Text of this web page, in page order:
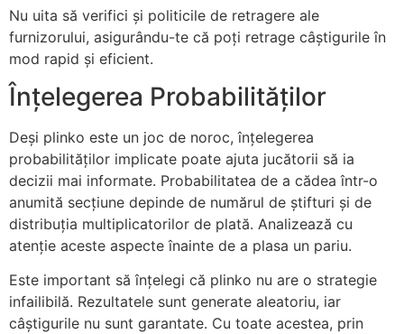
Nu uita să verifici și politicile de retragere ale
furnizorului, asigurându-te că poți retrage câștigurile în
mod rapid și eficient.
Înțelegerea Probabilităților
Deși plinko este un joc de noroc, înțelegerea
probabilităților implicate poate ajuta jucătorii să ia
decizii mai informate. Probabilitatea de a cădea într-o
anumită secțiune depinde de numărul de știfturi și de
distribuția multiplicatorilor de plată. Analizează cu
atenție aceste aspecte înainte de a plasa un pariu.
Este important să înțelegi că plinko nu are o strategie
infailibilă. Rezultatele sunt generate aleatoriu, iar
câștigurile nu sunt garantate. Cu toate acestea, prin